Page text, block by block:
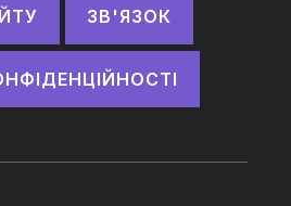
ЗВ'ЯЗОК